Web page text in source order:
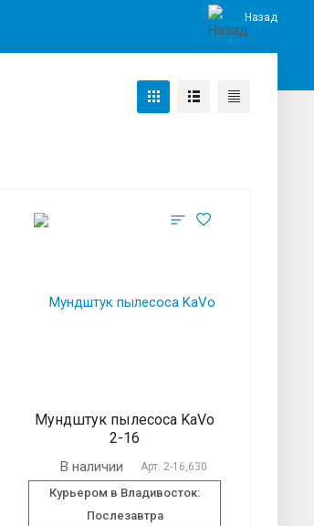
Назад
Мундштук пылесоса KaVo
2-16
В наличии Арт. 2-16,630
Курьером в Владивосток:
Послезавтра